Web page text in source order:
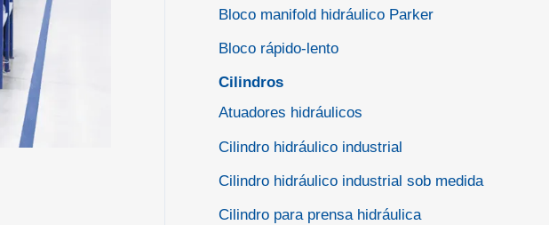
Bloco manifold hidráulico Parker
Bloco rápido-lento
Cilindros
Atuadores hidráulicos
Cilindro hidráulico industrial
Cilindro hidráulico industrial sob medida
Cilindro para prensa hidráulica